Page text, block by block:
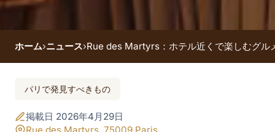
Rue des Martyrs：ホ
テル近くで楽しむグ
ホーム›ニュース›Rue des Martyrs：ホテル近くで楽しむグル
パリで発見すべきもの
掲載日 2026年4月29日